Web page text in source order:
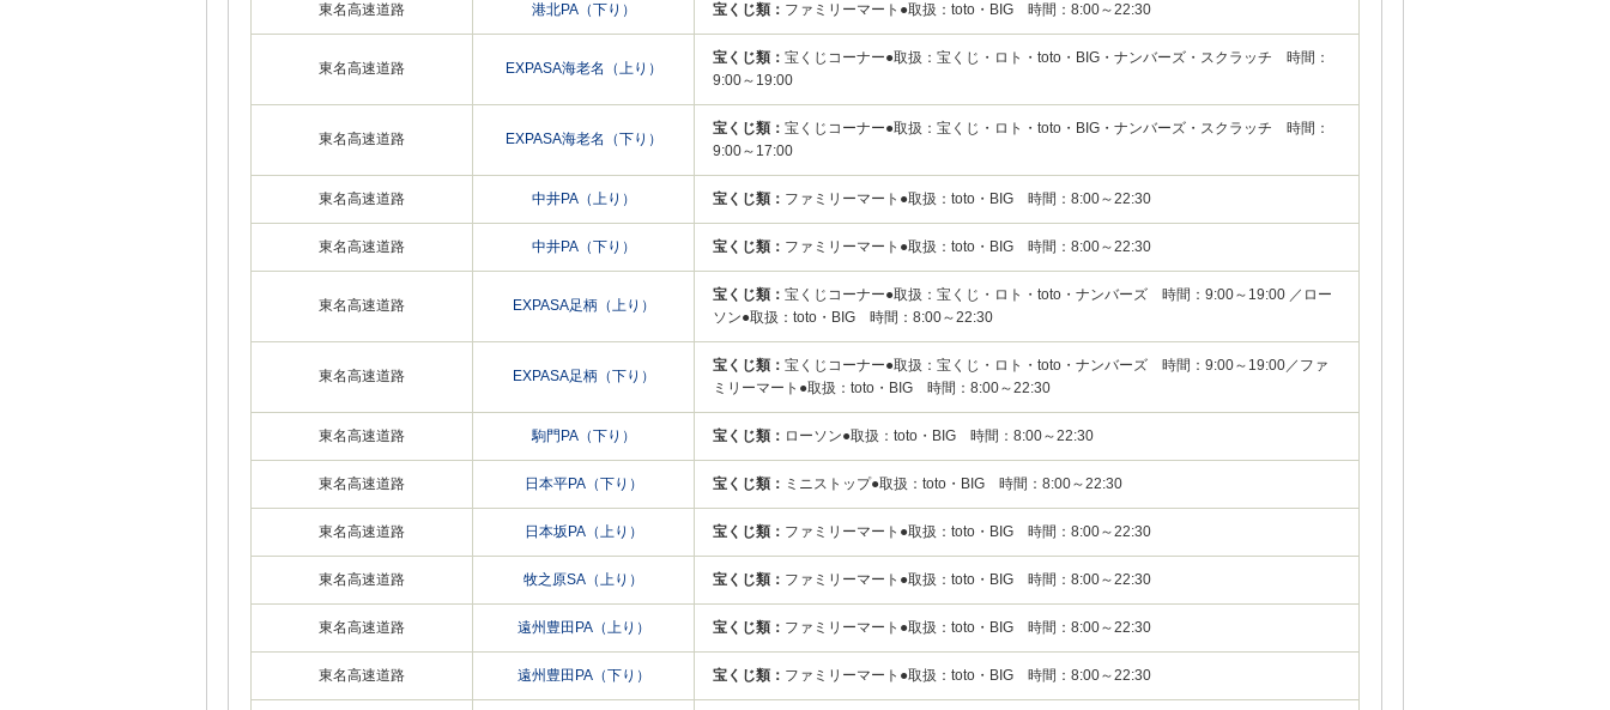
東名高速道路 港北PA（下り） 宝くじ類： ファミリーマート●取扱：toto・BIG 時間：8:00～22:30
東名高速道路 EXPASA海老名（上り）
宝くじ類： 宝くじコーナー●取扱：宝くじ・ロト・toto・BIG・ナンバーズ・スクラッチ 時間：
9:00～19:00
東名高速道路 EXPASA海老名（下り）
宝くじ類： 宝くじコーナー●取扱：宝くじ・ロト・toto・BIG・ナンバーズ・スクラッチ 時間：
9:00～17:00
東名高速道路 中井PA（上り） 宝くじ類： ファミリーマート●取扱：toto・BIG 時間：8:00～22:30
東名高速道路 中井PA（下り） 宝くじ類： ファミリーマート●取扱：toto・BIG 時間：8:00～22:30
東名高速道路 EXPASA足柄（上り）
宝くじ類： 宝くじコーナー●取扱：宝くじ・ロト・toto・ナンバーズ 時間：9:00～19:00 ／ロー
ソン●取扱：toto・BIG 時間：8:00～22:30
東名高速道路 EXPASA足柄（下り）
宝くじ類： 宝くじコーナー●取扱：宝くじ・ロト・toto・ナンバーズ 時間：9:00～19:00／ファ
ミリーマート●取扱：toto・BIG 時間：8:00～22:30
東名高速道路 駒門PA（下り） 宝くじ類： ローソン●取扱：toto・BIG 時間：8:00～22:30
東名高速道路 日本平PA（下り） 宝くじ類： ミニストップ●取扱：toto・BIG 時間：8:00～22:30
東名高速道路 日本坂PA（上り） 宝くじ類： ファミリーマート●取扱：toto・BIG 時間：8:00～22:30
東名高速道路 牧之原SA（上り） 宝くじ類： ファミリーマート●取扱：toto・BIG 時間：8:00～22:30
東名高速道路 遠州豊田PA（上り） 宝くじ類： ファミリーマート●取扱：toto・BIG 時間：8:00～22:30
東名高速道路 遠州豊田PA（下り） 宝くじ類： ファミリーマート●取扱：toto・BIG 時間：8:00～22:30